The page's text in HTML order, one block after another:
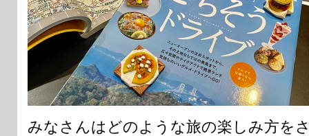
みなさんはどのような旅の楽しみ方を